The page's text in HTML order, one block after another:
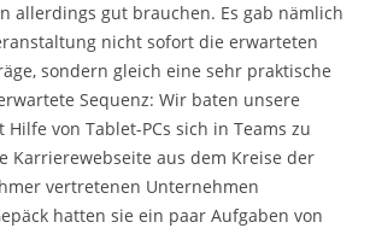
allerdings gut brauchen. Es gab nämlich
nicht sofort die erwarteten
sondern gleich eine sehr praktische
Sequenz: Wir baten unsere
von Tablet-PCs sich in Teams zu
Karrierewebseite aus dem Kreise der
vertretenen Unternehmen
hatten sie ein paar Aufgaben von